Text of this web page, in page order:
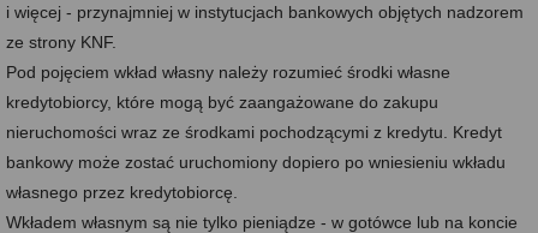
i więcej - przynajmniej w instytucjach bankowych objętych nadzorem
ze strony KNF.
Pod pojęciem wkład własny należy rozumieć środki własne
kredytobiorcy, które mogą być zaangażowane do zakupu
nieruchomości wraz ze środkami pochodzącymi z kredytu. Kredyt
bankowy może zostać uruchomiony dopiero po wniesieniu wkładu
własnego przez kredytobiorcę.
Wkładem własnym są nie tylko pieniądze - w gotówce lub na koncie